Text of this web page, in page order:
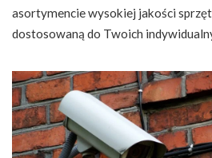
asortymencie wysokiej jakości
dostosowaną do Twoich